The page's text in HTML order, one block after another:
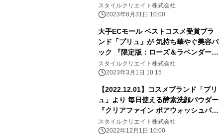
月1日に発売
スタイルクリエイト株式会社
2023年8月31日 10:00
大手ECモール ベストコスメ受賞ブラ
ンド「プリュ」が 気持ち華やぐ美容パ
ック 『限定版：ローズ＆ラベンダーの
香り』を発売
スタイルクリエイト株式会社
2023年3月1日 10:15
【2022.12.01】コスメブランド「プリ
ュ」より 毎日使える酵素洗顔パウダー
『クリアファイン ポアウォッシュパウ
ダー』を発売
スタイルクリエイト株式会社
2022年12月1日 10:00